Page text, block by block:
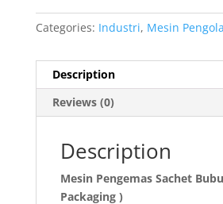
Categories: Industri, Mesin
Description
Reviews (0)
Description
Mesin Pengemas Sachet
Packaging )